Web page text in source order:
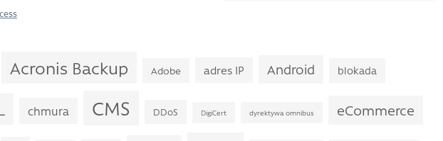
Acronis Backup Adobe adres IP Android blokada
chmura CMS DDoS DigiCert dyrektywa omnibus eCommerce